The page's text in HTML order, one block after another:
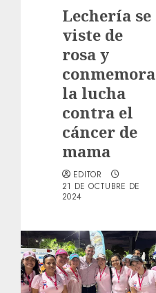
Lechería se
viste de
rosa y
conmemora
la lucha
contra el
cáncer de
mama
EDITOR
21 DE OCTUBRE DE
2024